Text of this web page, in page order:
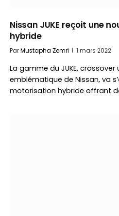
Nissan JUKE reçoit une
hybride
ParMustapha Zemri 1 mars 2022
La gamme du JUKE,
emblématique de Nissan, va
motorisation hybride offrant